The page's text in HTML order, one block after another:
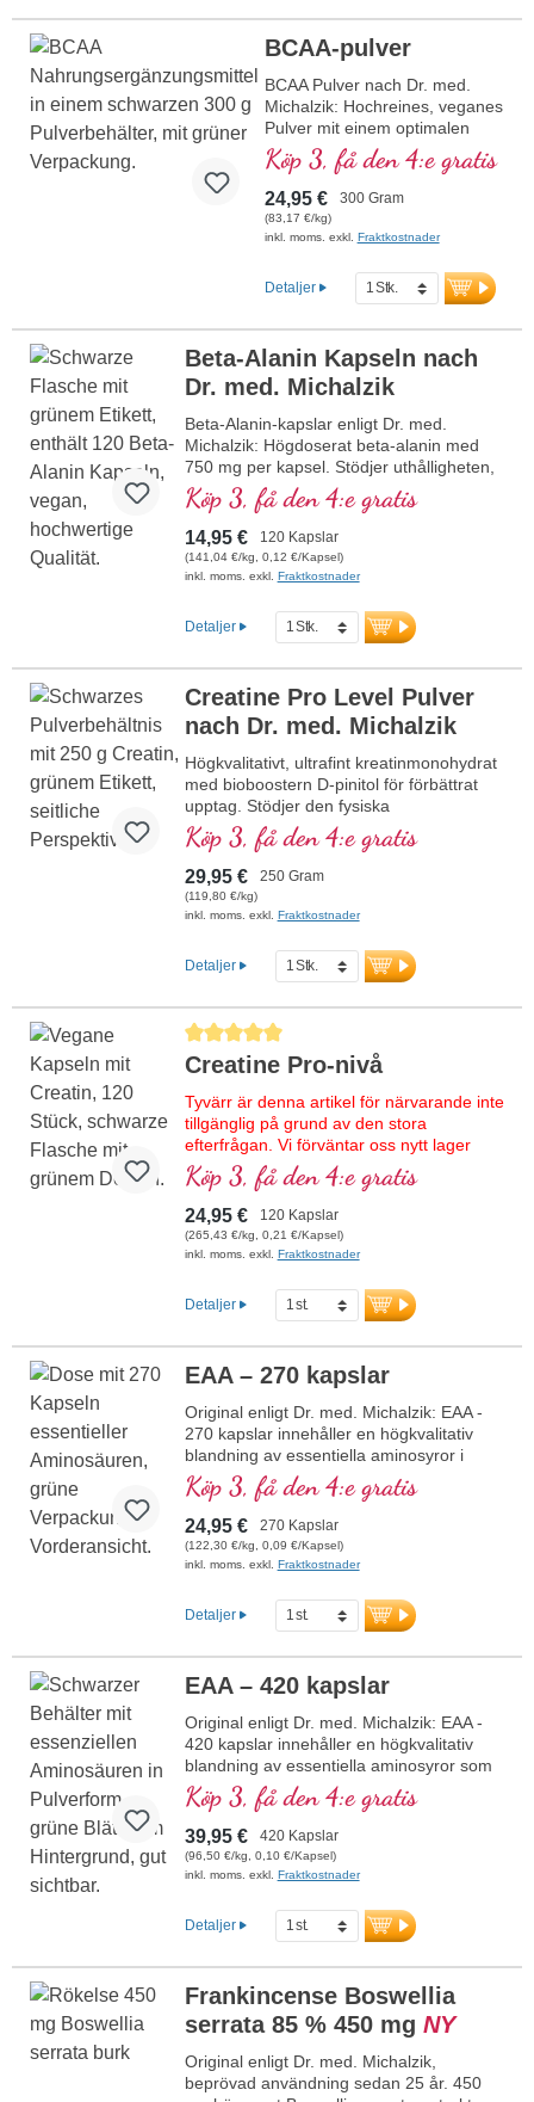
Förpackad i en burk med 90
kapslar. Producerad i våra
egna produktionsanläggningar
i Tyskland, baserat på 40 års
erfarenhet av vitalämnen och
20 år av beprövad kvalitet. Fri
tillsatser, glutenfri, laktosfri och
GMO-fri. Miljövänligt och
hållbart tillverkad, direkt från
tillverkaren och alltid tillgänglig
med en leveranstid på 1–2
arbetsdagar.
BCAA-pulver
BCAA Pulver nach Dr. med.
Michalzik: Hochreines, veganes
Pulver mit einem optimalen
2:1:1 Verhältnis von Leucin,
Isoleucin und Valin. Gewonnen
durch Fermentation, ohne
Zusätze oder künstliche
Aromen. Perfekt für Sportler
Muskelaufbau und
Regeneration.
Köp 3, få den 4:e gratis
24,95 € 300 Gram
(83,17 €/kg)
inkl. moms. exkl. Fraktkostnader
Detaljer
Beta-Alanin Kapseln nach
Dr. med. Michalzik
Beta-Alanin-kapslar enligt Dr. med.
Michalzik: Högdoserat beta-alanin med
750 mg per kapsel. Stödjer uthålligheten,
minskar mjölksyrabildningen och främjar
återhämtningen. Perfekt för idrottare och
aktiva människor.
mer information om Beta-Alanin-
Köp 3, få den 4:e gratis
14,95 € 120 Kapslar
(141,04 €/kg, 0,12 €/Kapsel)
inkl. moms. exkl. Fraktkostnader
Detaljer
Creatine Pro Level Pulver
nach Dr. med. Michalzik
Högkvalitativt, ultrafint kreatinmonohydrat
med bioboostern D-pinitol för förbättrat
upptag. Stödjer den fysiska
prestationsförmågan vid intensiva
träningspass och främjar återhämtning
efter träning. Perfekt lösligt, flexibelt att
dosera. Veganskt, utan artificiella tillsatser,
med aluminiumfri försegling – utvecklat av
Mer information om Creatine Pro
Köp 3, få den 4:e gratis
29,95 € 250 Gram
(119,80 €/kg)
inkl. moms. exkl. Fraktkostnader
Detaljer
Genomsnittligt betyg på 5 av 5 stjärnor
Creatine Pro-nivå
Tyvärr är denna artikel för närvarande inte
tillgänglig på grund av den stora
efterfrågan. Vi förväntar oss nytt lager
under kalendervecka 33/2026.
Högkvalitativt kreatinmonohydrat med D-
pinitol för optimal biotillgänglighet. Stödjer
målinriktat den fysiska
träningspass. Kombinationen med D-
pinitol bidrar till ett förbättrat upptag av
uthållighetssport samt
tillsatser, veganskt och tillverkat i Tyskland
– med över 20 års erfarenhet inom
mikronäringsforskning.
Mer information om Creatine Pro
Level
Köp 3, få den 4:e gratis
24,95 € 120 Kapslar
(265,43 €/kg, 0,21 €/Kapsel)
inkl. moms. exkl. Fraktkostnader
Detaljer
EAA – 270 kapslar
Original enligt Dr. med. Michalzik: EAA -
270 kapslar innehåller en högkvalitativ
blandning av essentiella aminosyror i
optimala proportioner. Denna formula är
fri från tillsatser och tillverkas i Tyskland.
Förseglingen är aluminiumfri.
mer information om EAA - 270
kapslar
Köp 3, få den 4:e gratis
24,95 € 270 Kapslar
(122,30 €/kg, 0,09 €/Kapsel)
inkl. moms. exkl. Fraktkostnader
Detaljer
EAA – 420 kapslar
Original enligt Dr. med. Michalzik: EAA -
420 kapslar innehåller en högkvalitativ
blandning av essentiella aminosyror som
föreligger i optimala förhållanden. Denna
formula är fri från tillsatser och tillverkas i
Tyskland. Förseglingen är aluminiumfri.
mer information om EAA - 420
kapslar
Köp 3, få den 4:e gratis
39,95 € 420 Kapslar
(96,50 €/kg, 0,10 €/Kapsel)
inkl. moms. exkl. Fraktkostnader
Detaljer
Frankincense Boswellia
serrata 85 % 450 mg NY
Original enligt Dr. med. Michalzik,
beprövad användning sedan 25 år. 450